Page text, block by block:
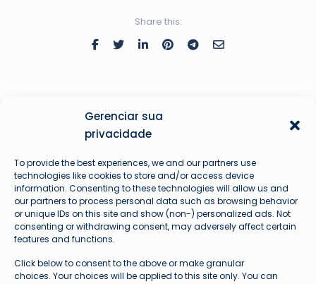
Gerenciar sua
privacidade
To provide the best experiences, we and our partners use
technologies like cookies to store and/or access device
information. Consenting to these technologies will allow us and
our partners to process personal data such as browsing behavior
or unique IDs on this site and show (non-) personalized ads. Not
consenting or withdrawing consent, may adversely affect certain
features and functions.
Click below to consent to the above or make granular
choices. Your choices will be applied to this site only. You can
Share this:
Augusto Hardke
Fundador e Líder Técnico Avioprime